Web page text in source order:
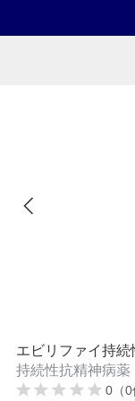
エビリファイ持
持続性抗精神病薬
0（0